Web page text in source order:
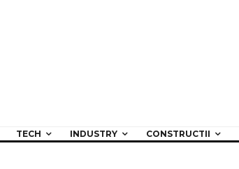
TECH INDUSTRY CONSTRUCTII